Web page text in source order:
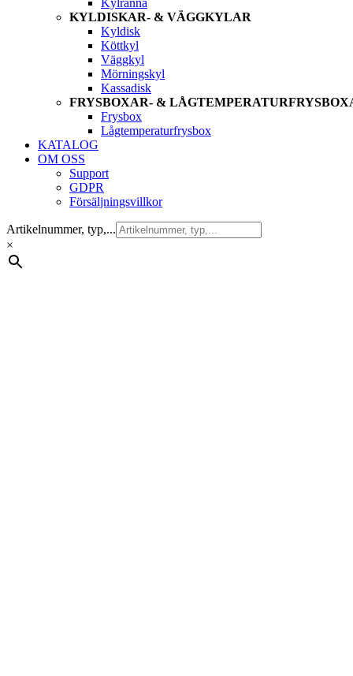
Kylränna
KYLDISKAR- & VÄGGKYLAR
Kyldisk
Köttkyl
Väggkyl
Mörningskyl
Kassadisk
FRYSBOXAR- &
Frysbox
Lågtemperaturfrysbox
KATALOG
OM OSS
Support
GDPR
Försäljningsvillkor
Artikelnummer, typ,...
×